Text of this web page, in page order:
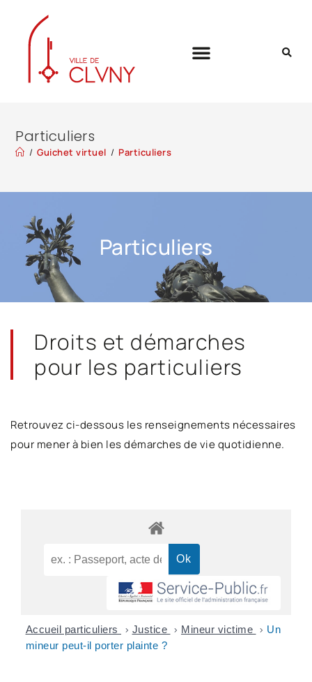
Particuliers
/ Guichet virtuel / Particuliers
Particuliers
Droits et démarches
pour les particuliers
Retrouvez ci-dessous les renseignements nécessaires
pour mener à bien les démarches de vie quotidienne.
Accueil particuliers > Justice > Mineur victime > Un
mineur peut-il porter plainte ?